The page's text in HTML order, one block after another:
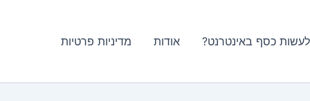
כסף באינטרנט? אודות מדיניות פרטיות